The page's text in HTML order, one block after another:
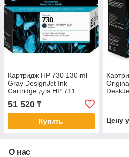
Картридж HP 730 130-ml
Gray DesignJet Ink
Cartridge для HP 711
51 520 ₸
Купить
Цену
О нас